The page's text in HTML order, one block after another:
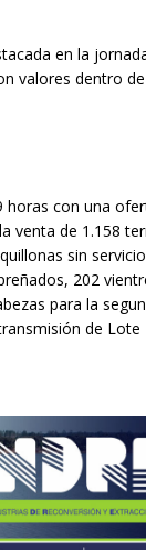
en la
valores dentro
horas con una
venta de 1.158
sin
202
para la
de